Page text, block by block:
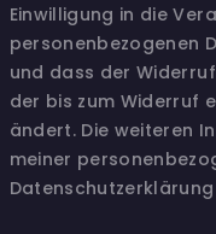
Einwilligung in die
personenbezogenen
und dass der
der bis zum Widerruf
ändert. Die weiteren
meiner